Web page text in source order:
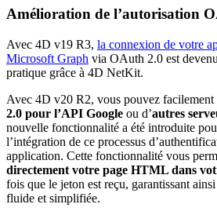
Amélioration de l’autorisation
Avec 4D v19 R3, la connexion de votre
Microsoft Graph via OAuth 2.0 est
pratique grâce à 4D NetKit.
Avec 4D v20 R2, vous pouvez facilement
2.0 pour l’API Google ou d’autres
nouvelle fonctionnalité a été introduite
l’intégration de ce processus
application. Cette fonctionnalité vous
directement votre page HTML dans
fois que le jeton est reçu, garantissant
fluide et simplifiée.